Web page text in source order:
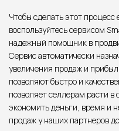
Чтобы сделать этот
воспользуйтесь сервисом
надежный помощник в
Сервис автоматически
увеличения продаж и
позволяют быстро и
позволяет селлерам расти
экономить деньги, время и
продаж у наших партнеров